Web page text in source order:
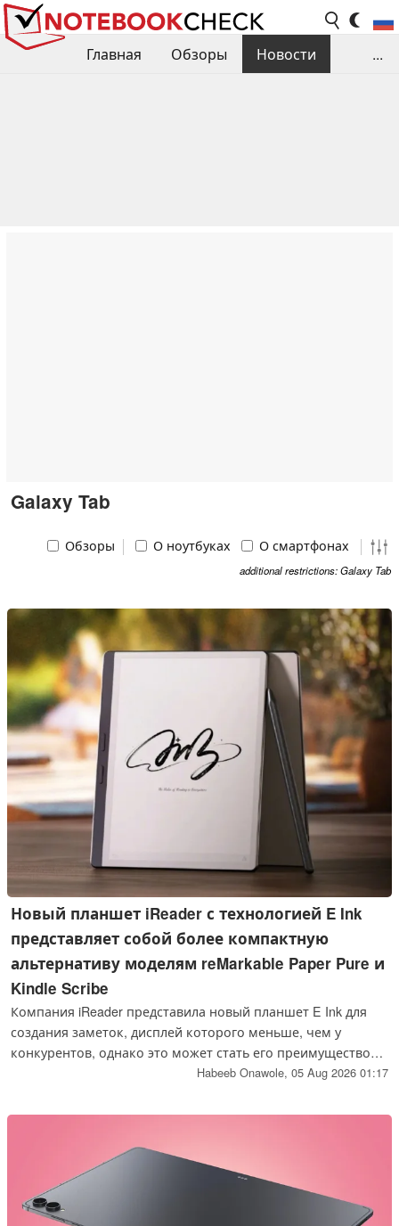
Главная Обзоры
Новости
...
Galaxy Tab
Обзоры О ноутбуках О смартфонах
additional restrictions: Galaxy Tab
Новый планшет iReader с технологией E Ink
представляет собой более компактную
альтернативу моделям reMarkable Paper Pure и
Kindle Scribe
Компания iReader представила новый планшет E Ink для
создания заметок, дисплей которого меньше, чем у
конкурентов, однако это может стать его преимуществом.
Устройство оснащено 8,2-дюймовым дисплеем Carta 1300,
продажу в Китае.
Habeeb Onawole, 05 Aug 2026 01:17